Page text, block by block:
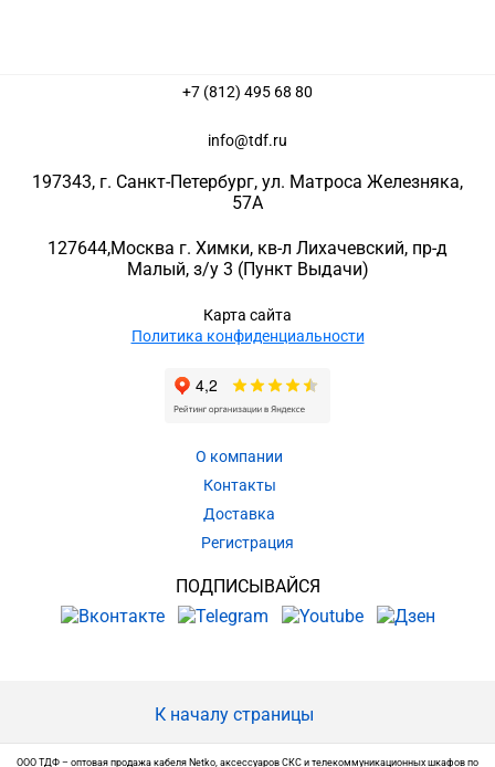
+7 (812) 495 68 80
info@tdf.ru
197343, г. Санкт-Петербург, ул. Матроса Железняка,
57A
127644,Москва г. Химки, кв-л Лихачевский, пр-д
Малый, з/у 3 (Пункт Выдачи)
Карта сайта
Политика конфиденциальности
О компании
Контакты
Доставка
Регистрация
ПОДПИСЫВАЙСЯ
К началу страницы
ООО ТДФ – оптовая продажа кабеля Netko, аксессуаров СКС и телекоммуникационных шкафов по